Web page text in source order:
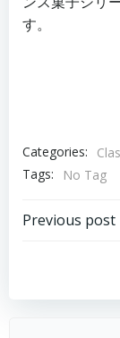
す。
Categories:
Tags:
No Tag
投
ビ
Previous post